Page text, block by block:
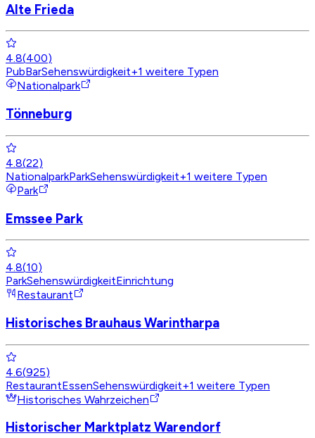
Alte Frieda
4.8(400)
PubBarSehenswürdigkeit+1 weitere Typen
Nationalpark
Tönneburg
4.8(22)
NationalparkParkSehenswürdigkeit+1 weitere Typen
Park
Emssee Park
4.8(10)
ParkSehenswürdigkeitEinrichtung
Restaurant
Historisches Brauhaus Warintharpa
4.6(925)
RestaurantEssenSehenswürdigkeit+1 weitere Typen
Historisches Wahrzeichen
Historischer Marktplatz Warendorf